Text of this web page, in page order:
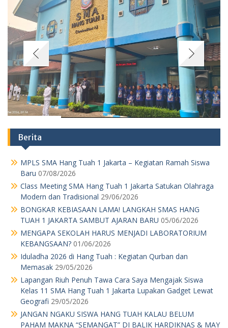
Berita
MPLS SMA Hang Tuah 1 Jakarta – Kegiatan Ramah Siswa
Baru 07/08/2026
Class Meeting SMA Hang Tuah 1 Jakarta Satukan Olahraga
Modern dan Tradisional 29/06/2026
BONGKAR KEBIASAAN LAMA! LANGKAH SMAS HANG
TUAH 1 JAKARTA SAMBUT AJARAN BARU 05/06/2026
MENGAPA SEKOLAH HARUS MENJADI LABORATORIUM
KEBANGSAAN? 01/06/2026
Iduladha 2026 di Hang Tuah : Kegiatan Qurban dan
Memasak 29/05/2026
Lapangan Riuh Penuh Tawa Cara Saya Mengajak Siswa
Kelas 11 SMA Hang Tuah 1 Jakarta Lupakan Gadget Lewat
Geografi 29/05/2026
JANGAN NGAKU SISWA HANG TUAH KALAU BELUM
PAHAM MAKNA “SEMANGAT” DI BALIK HARDIKNAS & MAY